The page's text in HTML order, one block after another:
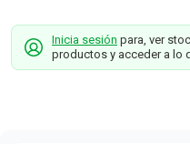
Inicia sesión para, ver
productos y acceder a lo